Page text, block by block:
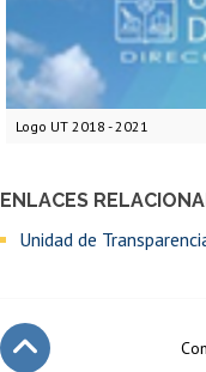
Logo UT 2018 - 2021
ENLACES
Unidad de